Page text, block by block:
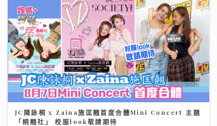
JC陳詠桐 x Zaina施匡翹首度合體Mini Concert 主題
「桐翹社」 校服look敬請期待